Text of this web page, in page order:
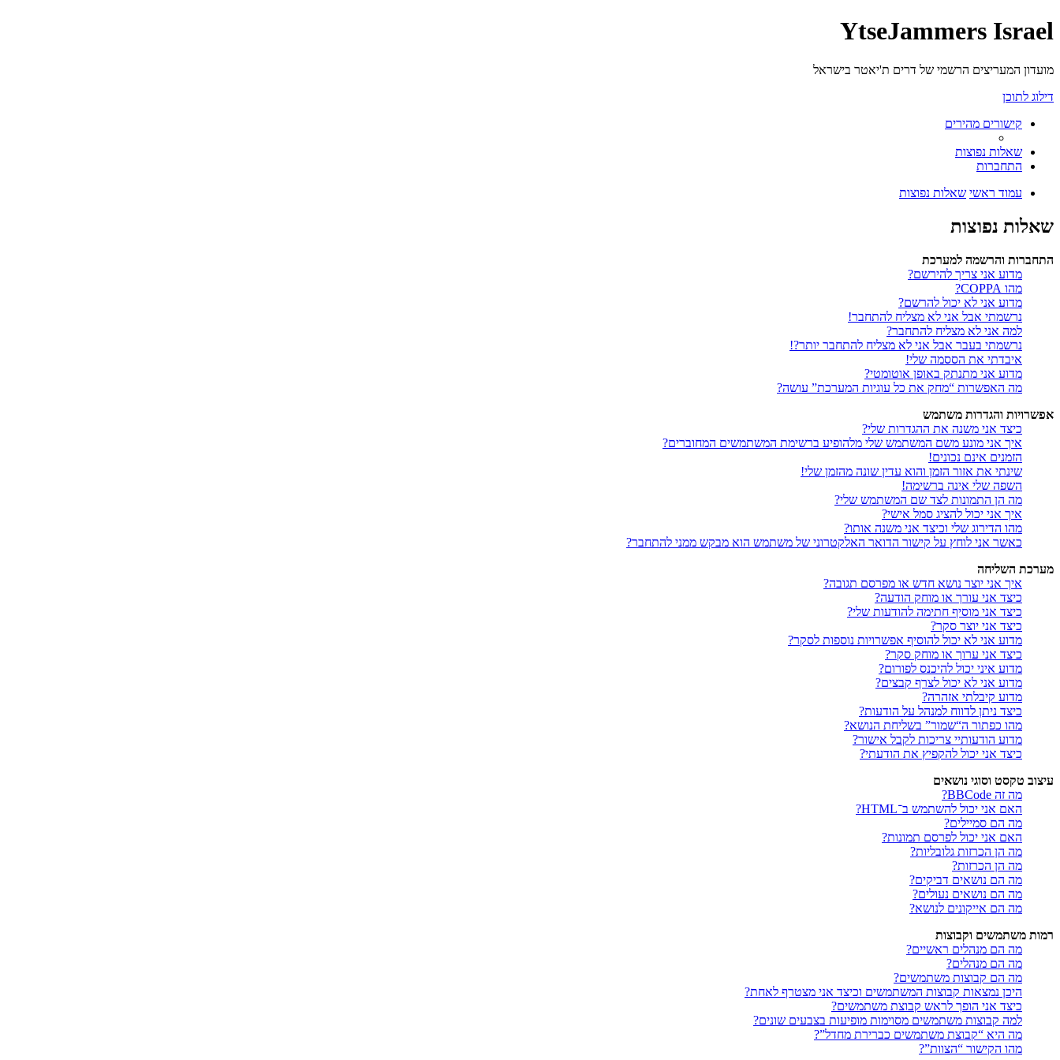
YtseJammers Israel
מועדון המעריצים הרשמי של דרים ת'יאטר בישראל
דילוג לתוכן
קישורים מהירים
שאלות נפוצות
התחברות
עמוד ראשי שאלות נפוצות
שאלות נפוצות
התחברות והרשמה למערכת
מדוע אני צריך להירשם?
מהו COPPA?
מדוע אני לא יכול להרשם?
נרשמתי אבל אני לא מצליח להתחבר!
למה אני לא מצליח להתחבר?
נרשמתי בעבר אבל אני לא מצליח להתחבר יותר?!
איבדתי את הססמה שלי!
מדוע אני מתנתק באופן אוטומטי?
מה האפשרות “מחק את כל עוגיות המערכת” עושה?
אפשרויות והגדרות משתמש
כיצד אני משנה את ההגדרות שלי?
איך אני מונע משם המשתמש שלי מלהופיע ברשימת המשתמשים המחוברים?
הזמנים אינם נכונים!
שינתי את אזור הזמן והוא עדין שונה מהזמן שלי!
השפה שלי אינה ברשימה!
מה הן התמונות לצד שם המשתמש שלי?
איך אני יכול להציג סמל אישי?
מהו הדירוג שלי וכיצד אני משנה אותו?
כאשר אני לוחץ על קישור הדואר האלקטרוני של משתמש הוא מבקש ממני להתחבר?
מערכת השליחה
איך אני יוצר נושא חדש או מפרסם תגובה?
כיצד אני עורך או מוחק הודעה?
כיצד אני מוסיף חתימה להודעות שלי?
כיצד אני יוצר סקר?
מדוע אני לא יכול להוסיף אפשרויות נוספות לסקר?
כיצד אני ערוך או מוחק סקר?
מדוע איני יכול להיכנס לפורום?
מדוע אני לא יכול לצרף קבצים?
מדוע קיבלתי אזהרה?
כיצד ניתן לדווח למנהל על הודעות?
מהו כפתור ה“שמור” בשליחת הנושא?
מדוע הודעותיי צריכות לקבל אישור?
כיצד אני יכול להקפיץ את הודעתי?
עיצוב טקסט וסוגי נושאים
מה זה BBCode?
האם אני יכול להשתמש ב־HTML?
מה הם סמיילים?
האם אני יכול לפרסם תמונות?
מה הן הכרזות גלובליות?
מה הן הכרזות?
מה הם נושאים דביקים?
מה הם נושאים נעולים?
מה הם אייקונים לנושא?
רמות משתמשים וקבוצות
מה הם מנהלים ראשיים?
מה הם מנהלים?
מה הם קבוצות משתמשים?
היכן נמצאות קבוצות המשתמשים וכיצד אני מצטרף לאחת?
כיצד אני הופך לראש קבוצת משתמשים?
למה קבוצות משתמשים מסוימות מופיעות בצבעים שונים?
מה היא “קבוצת משתמשים כברירת מחדל”?
מהו הקישור “הצוות”?